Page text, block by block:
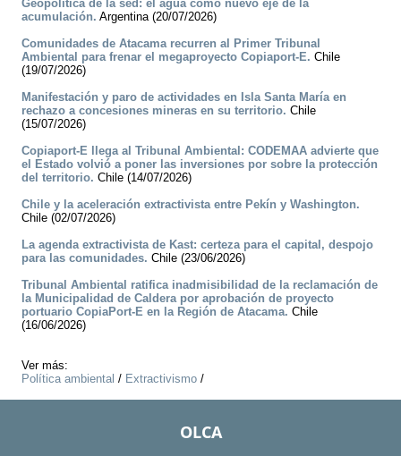
Geopolítica de la sed: el agua como nuevo eje de la
acumulación. Argentina (20/07/2026)
Comunidades de Atacama recurren al Primer Tribunal
Ambiental para frenar el megaproyecto Copiaport-E. Chile
(19/07/2026)
Manifestación y paro de actividades en Isla Santa María en
rechazo a concesiones mineras en su territorio. Chile
(15/07/2026)
Copiaport-E llega al Tribunal Ambiental: CODEMAA advierte que
el Estado volvió a poner las inversiones por sobre la protección
del territorio. Chile (14/07/2026)
Chile y la aceleración extractivista entre Pekín y Washington.
Chile (02/07/2026)
La agenda extractivista de Kast: certeza para el capital, despojo
para las comunidades. Chile (23/06/2026)
Tribunal Ambiental ratifica inadmisibilidad de la reclamación de
la Municipalidad de Caldera por aprobación de proyecto
portuario CopiaPort-E en la Región de Atacama. Chile
(16/06/2026)
Ver más:
Política ambiental / Extractivismo /
OLCA